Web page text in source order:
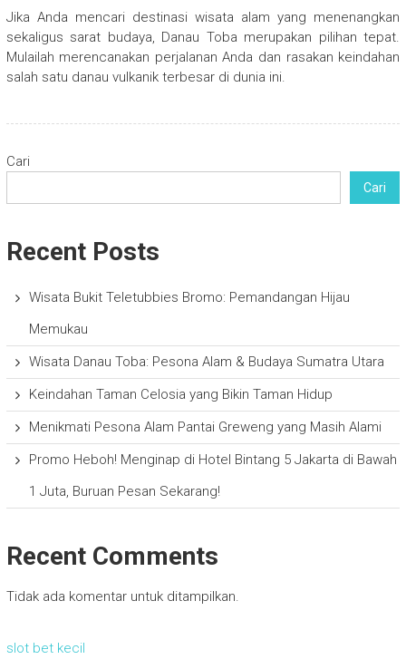
Jika Anda mencari destinasi wisata alam yang menenangkan
sekaligus sarat budaya, Danau Toba merupakan pilihan tepat.
Mulailah merencanakan perjalanan Anda dan rasakan keindahan
salah satu danau vulkanik terbesar di dunia ini.
Cari
Cari
Recent Posts
Wisata Bukit Teletubbies Bromo: Pemandangan Hijau
Memukau
Wisata Danau Toba: Pesona Alam & Budaya Sumatra Utara
Keindahan Taman Celosia yang Bikin Taman Hidup
Menikmati Pesona Alam Pantai Greweng yang Masih Alami
Promo Heboh! Menginap di Hotel Bintang 5 Jakarta di Bawah
1 Juta, Buruan Pesan Sekarang!
Recent Comments
Tidak ada komentar untuk ditampilkan.
slot bet kecil